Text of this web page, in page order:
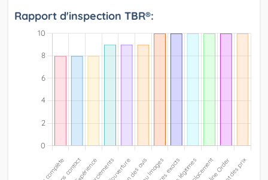
Rapport d'inspection TBR®: